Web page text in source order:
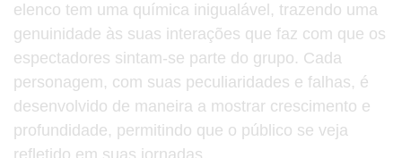
elenco tem uma química inigualável, trazendo uma
genuinidade às suas interações que faz com que os
espectadores sintam-se parte do grupo. Cada
personagem, com suas peculiaridades e falhas, é
desenvolvido de maneira a mostrar crescimento e
profundidade, permitindo que o público se veja